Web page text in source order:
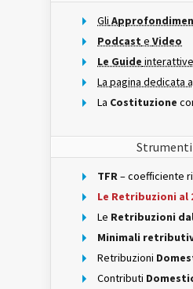
Gli
Podcast e Video
Le Guide interattive
La pagina dedicata
La Costituzione
TFR– coefficiente
Le Retribuzioni al
Le Retribuzioni dal
Minimali
Retribuzioni
Contributi